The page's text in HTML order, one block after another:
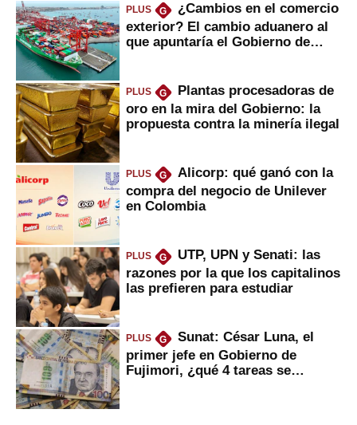
PLUS G
¿Cambios en el comercio
exterior? El cambio aduanero al
que apuntaría el Gobierno de
PLUS G
Plantas procesadoras de
oro en la mira del Gobierno: la
propuesta contra la minería ilegal
PLUS G
Alicorp: qué ganó con la
compra del negocio de Unilever
en Colombia
PLUS G
UTP, UPN y Senati: las
razones por la que los capitalinos
las prefieren para estudiar
PLUS G
Sunat: César Luna, el
primer jefe en Gobierno de
Fujimori, ¿qué 4 tareas se